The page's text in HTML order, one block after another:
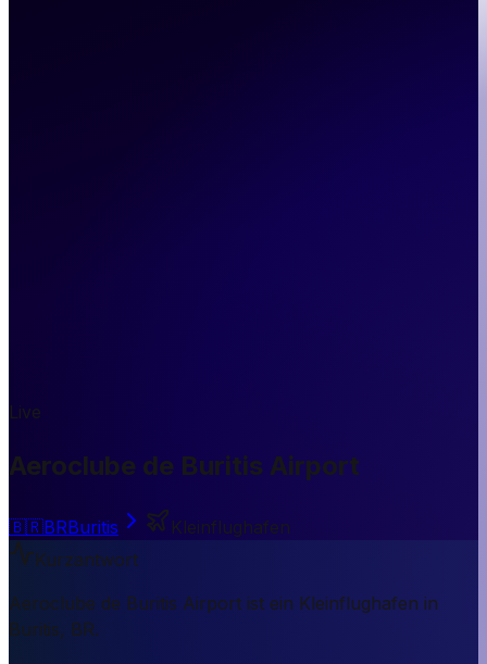
Live
Aeroclube de Buritis Airport
🇧🇷BRBuritis
Kleinflughafen
Kurzantwort
Aeroclube de Buritis Airport ist ein Kleinflughafen in
Buritis, BR.